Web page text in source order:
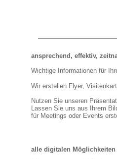
ansprechend, effektiv,
Wichtige Informationen für
Wir erstellen Flyer,
Nutzen Sie unseren
Lassen Sie uns aus Ihrem
für Meetings oder Events
alle digitalen Möglichkeiten